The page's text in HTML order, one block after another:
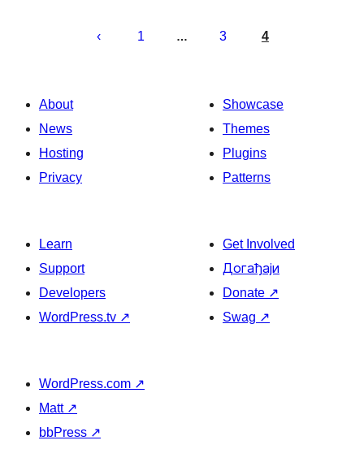
чланака
1 … 3 4
About
News
Hosting
Privacy
Showcase
Themes
Plugins
Patterns
Learn
Support
Developers
WordPress.tv ↗
Get Involved
Догађаји
Donate ↗
Swag ↗
WordPress.com ↗
Matt ↗
bbPress ↗